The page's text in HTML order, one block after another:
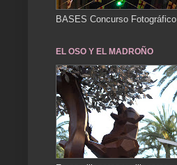
BASES Concurso Fotográfico
EL OSO Y EL MADROÑO